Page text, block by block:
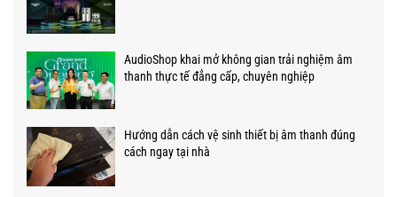
AudioShop khai mở không gian trải nghiệm âm
thanh thực tế đẳng cấp, chuyên nghiệp
Hướng dẫn cách vệ sinh thiết bị âm thanh đúng
cách ngay tại nhà